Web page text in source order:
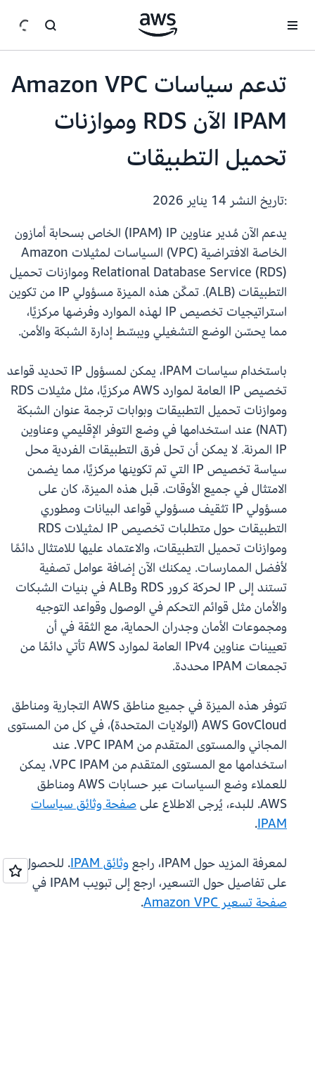
تدعم سياسات Amazon VPC
IPAM الآن RDS وموازنات
تحميل التطبيقات
:تاريخ النشر
يدعم الآن مُدير عناوين IP‏ (IPAM) الخاص بسحابة أمازون
الخاصة الافتراضية (VPC) السياسات لمثيلات Amazon
Relational Database Service (RDS) وموازنات تحميل
التطبيقات (ALB). تمكّن هذه الميزة مسؤولي IP من تكوين
استراتيجيات تخصيص IP لهذه الموارد وفرضها مركزيًا،
مما يحسّن الوضع التشغيلي ويبسّط إدارة الشبكة والأمن.
باستخدام سياسات IPAM، يمكن لمسؤول IP تحديد قواعد
تخصيص IP العامة لموارد AWS مركزيًا، مثل مثيلات RDS
وموازنات تحميل التطبيقات وبوابات ترجمة عنوان الشبكة
(NAT) عند استخدامها في وضع التوفر الإقليمي وعناوين
IP المرنة. لا يمكن أن تحل فرق التطبيقات الفردية محل
سياسة تخصيص IP التي تم تكوينها مركزيًا، مما يضمن
الامتثال في جميع الأوقات. قبل هذه الميزة، كان على
مسؤولي IP تثقيف مسؤولي قواعد البيانات ومطوري
التطبيقات حول متطلبات تخصيص IP لمثيلات RDS
وموازنات تحميل التطبيقات، والاعتماد عليها للامتثال دائمًا
لأفضل الممارسات. يمكنك الآن إضافة عوامل تصفية
تستند إلى IP لحركة كرور RDS وALB في بنيات الشبكات
والأمان مثل قوائم التحكم في الوصول وقواعد التوجيه
ومجموعات الأمان وجدران الحماية، مع الثقة في أن
تعيينات عناوين IPv4 العامة لموارد AWS تأتي دائمًا من
تجمعات IPAM محددة.
تتوفر هذه الميزة في جميع مناطق AWS التجارية ومناطق
AWS GovCloud (الولايات المتحدة)، في كل من المستوى
المجاني والمستوى المتقدم من VPC IPAM. عند
استخدامها مع المستوى المتقدم من VPC IPAM، يمكن
للعملاء وضع السياسات عبر حسابات AWS ومناطق
AWS. للبدء، يُرجى الاطلاع على
صفحة وثائق سياسات
IPAM
.
لمعرفة المزيد حول IPAM، راجع وثائق IPAM
. للحصول
على تفاصيل حول التسعير، ارجع إلى تبويب IPAM في
صفحة تسعير Amazon VPC
.